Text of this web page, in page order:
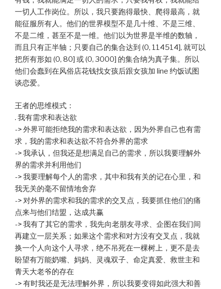
一切人工作岗位。所以，我只要跑得最快、爬得最高，就
能征服所有人。他们的世界模型不是几十维、不是三维、
不是二维，甚至不是一维。他们以为世界是半维的数轴，
而且只有正半轴；只要自己的集合达到 (0, 114514], 就可以
把所有形如 (0, 80] 或 (0, 3000] 的集合纳为真子集。所以
他们会蠢到在风俗店花钱找女孩后跟女孩加 line 约饭试图
谈恋爱。
王者的思维模式：
. 我有需求和表达欲
-> 外界可能拒绝我的需求和表达欲，因为外界自己也有需
求，我的需求和表达欲不符合外界的需求
-> 我承认，但我还是想满足自己的需求，所以我要理解外
界的需求并利用他们
-> 我要理解每个人的需求，其中和我有关的记在心里，和
我无关的毫不留情地舍弃
-> 对外界的需求和我的需求的交叉点，我要抓住他们的痛
点来与他们结盟，达成共赢
-> 我有了其它的需求，我先向老朋友寻求、企图在我们间
再建立一层关系；如果这个需求和对方没有交叉点，我就
换一个人向这个人寻求，绝不吊死在一棵树上，更不是去
盼望有万能奶嘴、妈妈、灵魂双子、命定真爱、救世主和
青天大老爷的存在
-> 有时我还是无法理解外界，所以我要变得如此强大和善